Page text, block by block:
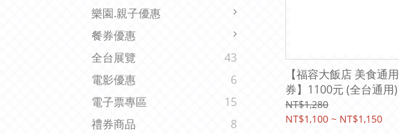
樂園.親子優惠
餐券優惠
全台展覽
43
電影優惠
6
電子票專區
15
禮券商品
8
【福容大飯店 美食通用
券】1100元 (全台通用)
NT$1,280
NT$1,100 ~ NT$1,150